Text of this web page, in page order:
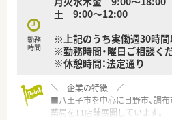
勤務
時間
土 9:00～12:00
※上記のうち実働週30時
※勤務時間・曜日ご相談く
※休憩時間：法定通り
＼ 企業の特徴 ／
■八王子市を中心に日野市、調布
薬局を11店舗展開しています。